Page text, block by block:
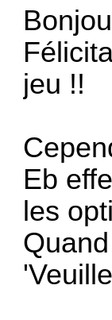
jeu !!
Eb
les